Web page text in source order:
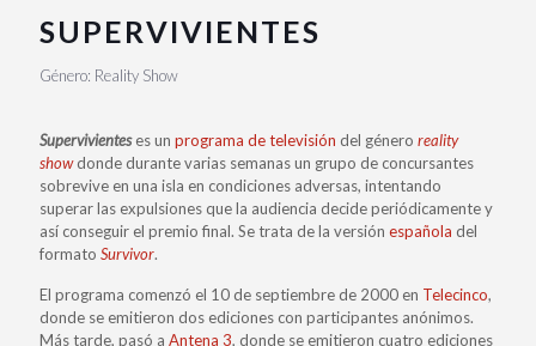
SUPERVIVIENTES
Género: Reality Show
Supervivienteses un programa de televisión del género reality
showdonde durante varias semanas un grupo de concursantes
sobrevive en una isla en condiciones adversas, intentando
superar las expulsiones que la audiencia decide periódicamente y
así conseguir el premio final. Se trata de la versión española del
formato Survivor.
El programa comenzó el 10 de septiembre de 2000 en Telecinco,
donde se emitieron dos ediciones con participantes anónimos.
Más tarde, pasó a Antena 3, donde se emitieron cuatro ediciones